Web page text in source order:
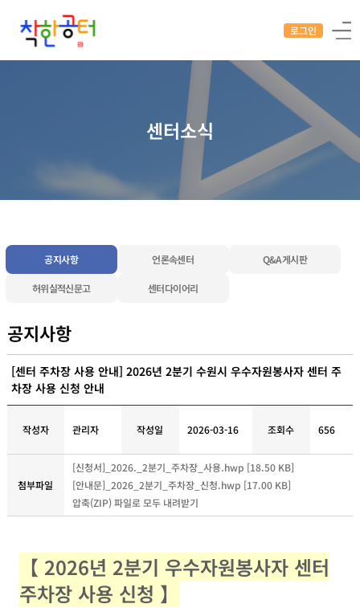
로그인
센터소식
공지사항 언론속센터 Q&A게시판
허위실적신문고 센터다이어리
공지사항
[센터 주차장 사용 안내] 2026년 2분기 수원시 우수자원봉사자 센터 주
차장 사용 신청 안내
작성자 관리자 작성일 2026-03-16 조회수 656
첨부파일
[신청서]_2026._2분기_주차장_사용.hwp [18.50 KB]
[안내문]_2026_2분기_주차장_신청.hwp [17.00 KB]
압축(ZIP) 파일로 모두 내려받기
【 2026년 2분기 우수자원봉사자 센터
주차장 사용 신청 】